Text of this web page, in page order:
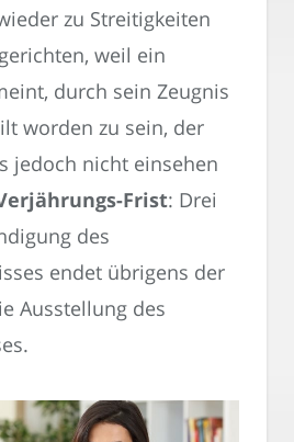
zu Streitigkeiten
weil ein
durch sein Zeugnis
worden zu sein, der
jedoch nicht einsehen
Frist: Drei
des
endet übrigens der
Ausstellung des